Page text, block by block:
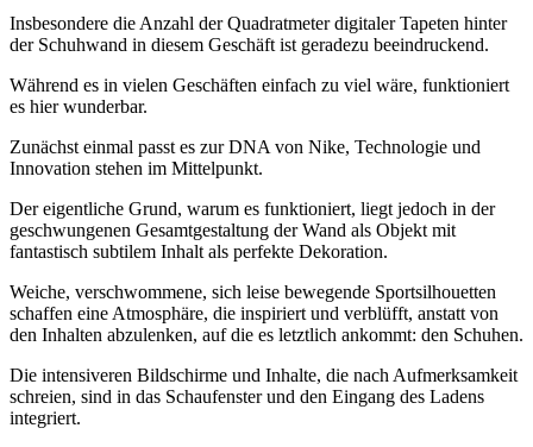
Insbesondere die Anzahl der Quadratmeter digitaler Tapeten hinter
der Schuhwand in diesem Geschäft ist geradezu beeindruckend.
Während es in vielen Geschäften einfach zu viel wäre, funktioniert
es hier wunderbar.
Zunächst einmal passt es zur DNA von Nike, Technologie und
Innovation stehen im Mittelpunkt.
Der eigentliche Grund, warum es funktioniert, liegt jedoch in der
geschwungenen Gesamtgestaltung der Wand als Objekt mit
fantastisch subtilem Inhalt als perfekte Dekoration.
Weiche, verschwommene, sich leise bewegende Sportsilhouetten
schaffen eine Atmosphäre, die inspiriert und verblüfft, anstatt von
den Inhalten abzulenken, auf die es letztlich ankommt: den Schuhen.
Die intensiveren Bildschirme und Inhalte, die nach Aufmerksamkeit
schreien, sind in das Schaufenster und den Eingang des Ladens
integriert.